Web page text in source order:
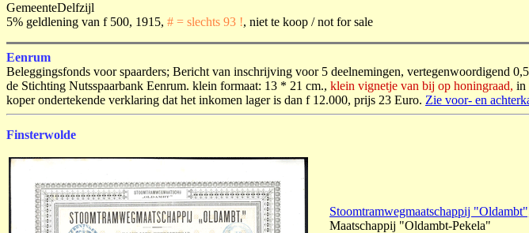
GemeenteDelfzijl
5% geldlening van f 500, 1915, # = slechts 93 !, niet te koop / not for sale
Eenrum
Beleggingsfonds voor spaarders; Bericht van inschrijving voor 5 deelnemingen, vertegenwoordigend
de Stichting Nutsspaarbank Eenrum. klein formaat: 13 * 21 cm., klein vignetje van bij op honingraad, in
koper ondertekende verklaring dat het inkomen lager is dan f 12.000, prijs 23 Euro. Zie voor- en
Finsterwolde
Stoomtramwegmaatschappij
Maatschappij "Oldambt-Pekela"